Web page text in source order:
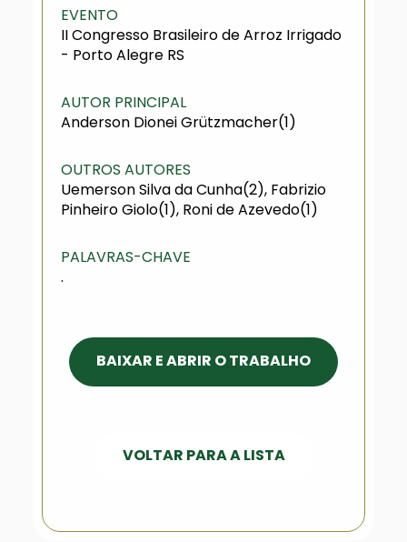
EVENTO
II Congresso Brasileiro de Arroz Irrigado
- Porto Alegre RS
AUTOR PRINCIPAL
Anderson Dionei Grützmacher(1)
OUTROS AUTORES
Uemerson Silva da Cunha(2), Fabrizio
Pinheiro Giolo(1), Roni de Azevedo(1)
PALAVRAS-CHAVE
.
BAIXAR E ABRIR O TRABALHO
VOLTAR PARA A LISTA